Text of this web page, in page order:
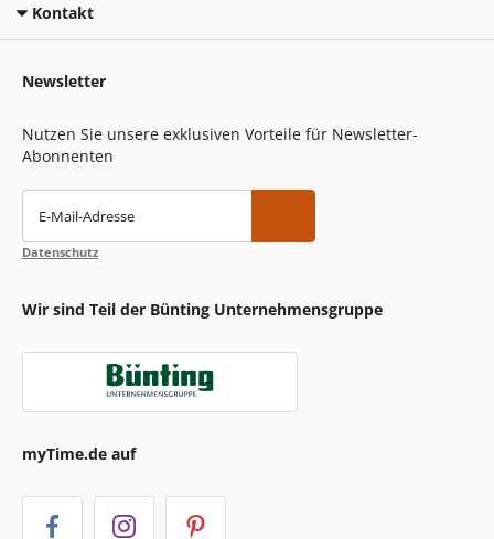
Kontakt
Newsletter
Nutzen Sie unsere exklusiven Vorteile für Newsletter-
Abonnenten
E-Mail-Adresse
Datenschutz
Wir sind Teil der Bünting Unternehmensgruppe
myTime.de auf